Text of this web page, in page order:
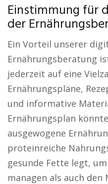
Einstimmung für
der
Ein Vorteil unserer
Ernährungsberatung
jederzeit auf eine
Ernährungspläne,
und informative
Ernährungsplan
ausgewogene
proteinreiche
gesunde Fette legt,
managen als auch den